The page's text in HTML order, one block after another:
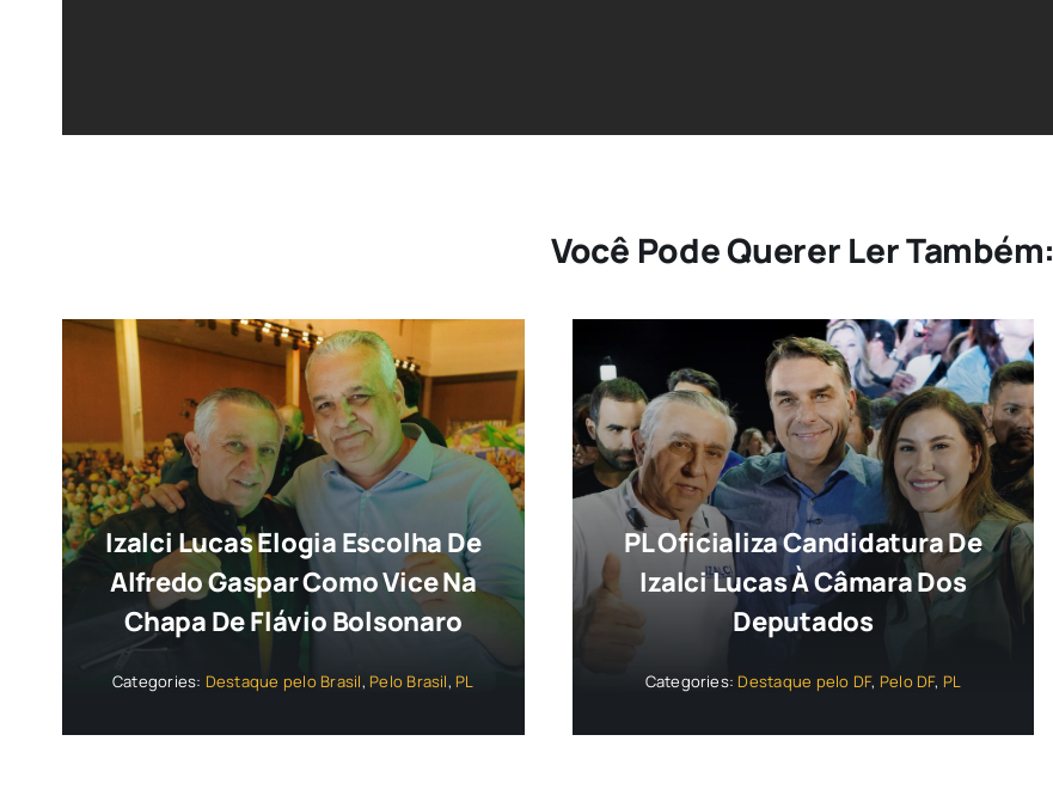
Você Pode Querer Ler Também:
Izalci Lucas Elogia Escolha De
Alfredo Gaspar Como Vice Na
Chapa De Flávio Bolsonaro
Categories: Destaque pelo Brasil, Pelo Brasil, PL
PL Oficializa Candidatura De
Izalci Lucas À Câmara Dos
Deputados
Categories: Destaque pelo DF, Pelo DF, PL